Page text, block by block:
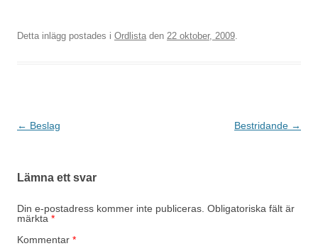
Detta inlägg postades i Ordlista den 22 oktober, 2009.
Inläggsnavigering
← Beslag Bestridande →
Lämna ett svar
Din e-postadress kommer inte publiceras. Obligatoriska fält är
märkta *
Kommentar *